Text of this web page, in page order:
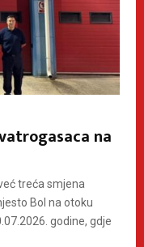
na
treća smjena
Bol na otoku
godine, gdje